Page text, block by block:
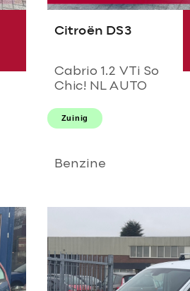
Citroën DS3
Cabrio 1.2 VTi So
Chic! NL AUTO
LED l PDC!
NIEUWE D-riem l
NIEUWSTAAT!
Zuinig
Benzine